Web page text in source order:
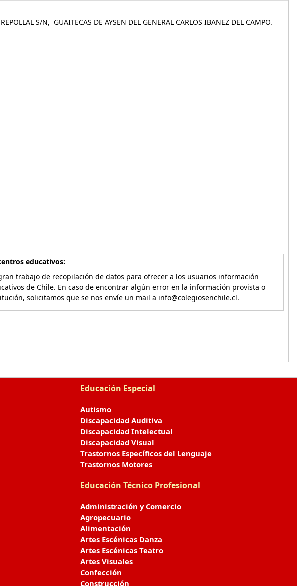
S/N, GUAITECAS DE AYSEN DEL GENERAL CARLOS IBANEZ DEL CAMPO.
educativos:
trabajo de recopilación de datos para ofrecer a los usuarios información
de Chile. En caso de encontrar algún error en la información provista o
solicitamos que se nos envíe un mail a info@colegiosenchile.cl.
Educación Especial
Autismo
Discapacidad Auditiva
Discapacidad Intelectual
Discapacidad Visual
Trastornos Específicos del Lenguaje
Trastornos Motores
Educación Técnico Profesional
Administración y Comercio
Agropecuario
Alimentación
Artes Escénicas Danza
Artes Escénicas Teatro
Artes Visuales
Confección
Construcción